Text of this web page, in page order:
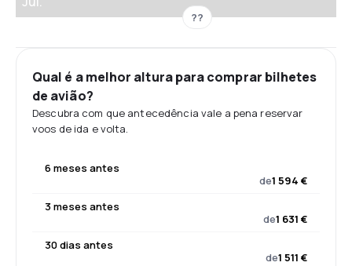
??
Qual é a melhor altura para comprar bilhetes
de avião?
Descubra com que antecedência vale a pena reservar
voos de ida e volta.
6 meses antes
de1 594 €
3 meses antes
de1 631 €
30 dias antes
de1 511 €